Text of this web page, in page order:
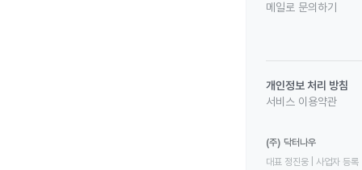
메일로 문의하기
개인정보 처리 방침
서비스 이용약관
(주) 닥터나우
대표 정진웅 | 사업자